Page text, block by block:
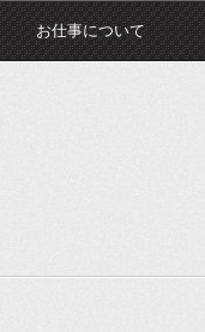
お仕事について